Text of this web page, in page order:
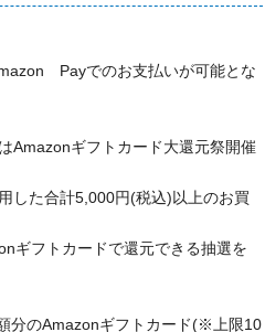
Payでのお支払いが可能とな
Amazonギフトカード大還元祭開催
した合計5,000円(税込)以上のお買
ギフトカードで還元できる抽選を
分のAmazonギフトカード(※上限10